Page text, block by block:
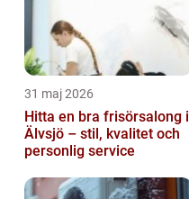
31 maj 2026
Hitta en bra frisörsalong i
Älvsjö – stil, kvalitet och
personlig service